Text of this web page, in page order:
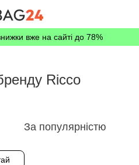
вже на сайті до 78%
Ricco
За популярністю